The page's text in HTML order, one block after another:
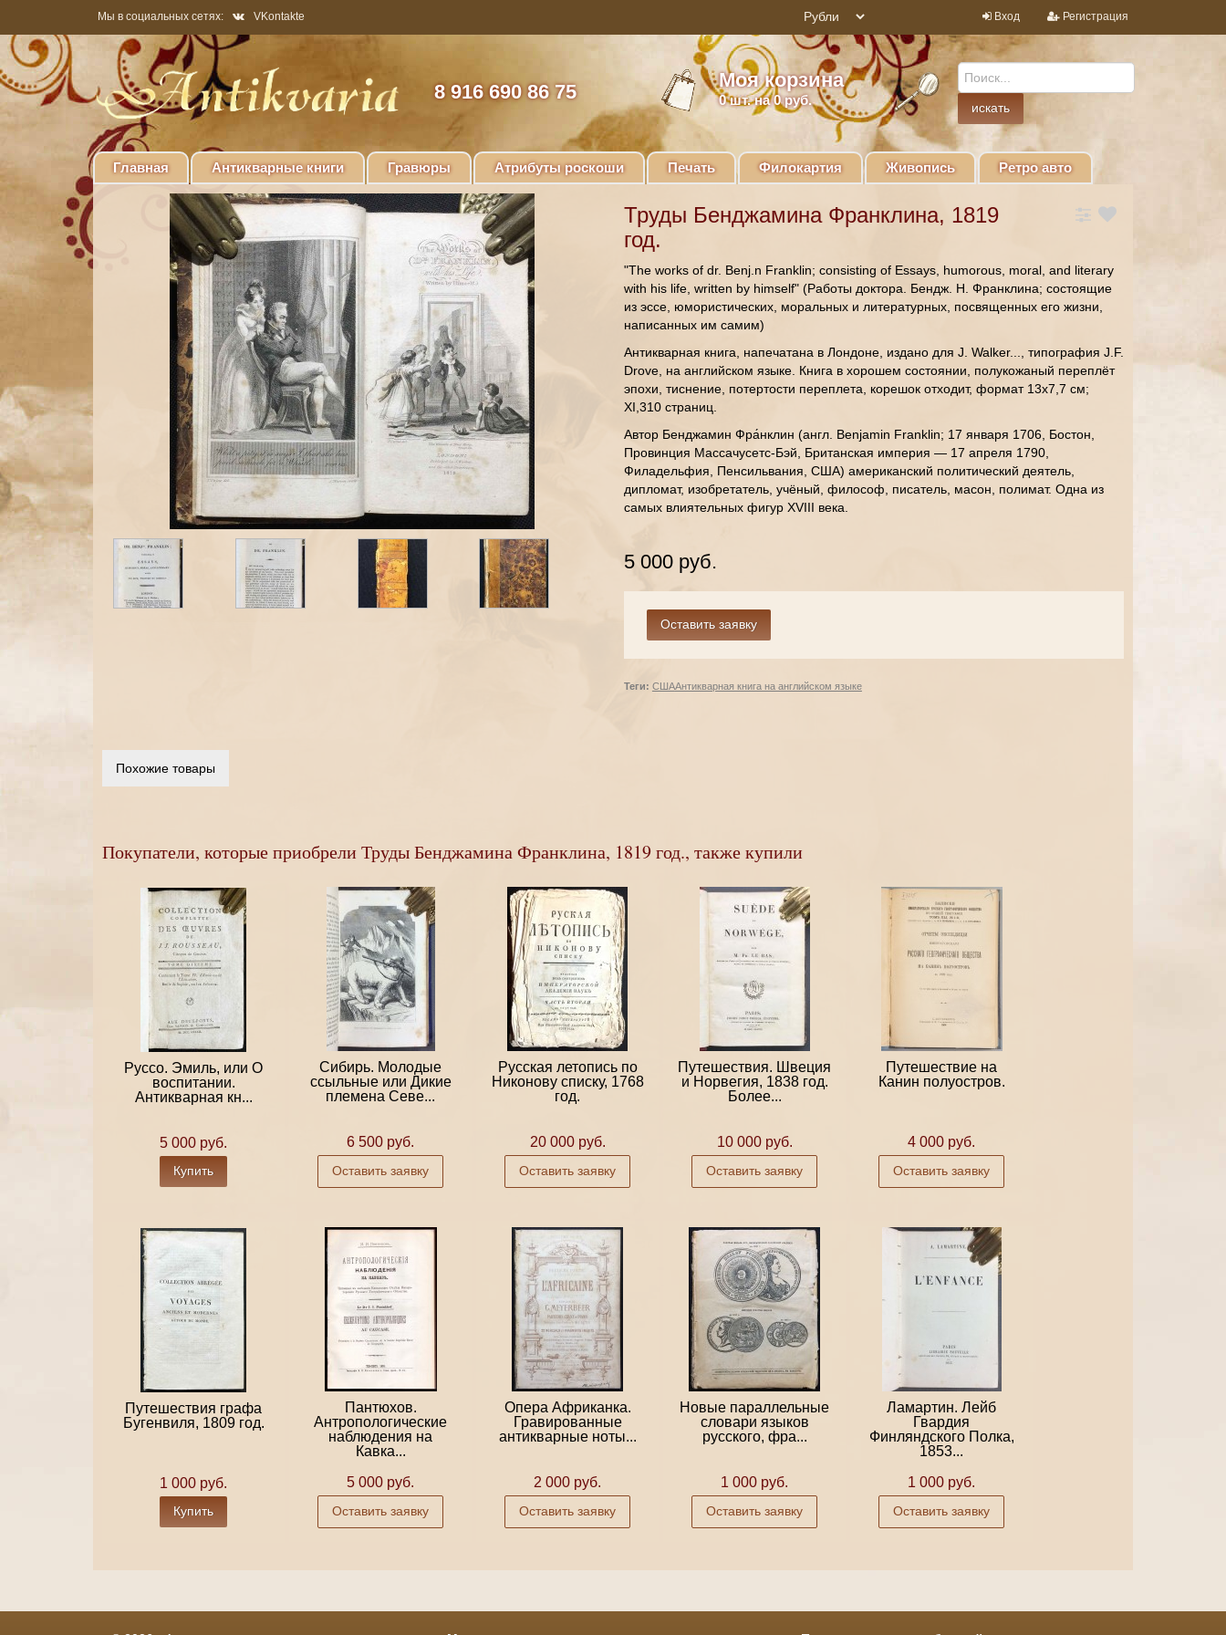
Мы в социальных сетях: VKontakte Вход Регистрация
8 916 690 86 75
Моя корзина
0шт. на 0 руб.
Главная Антикварные книги Гравюры Атрибуты роскоши Печать Филокартия Живопись Ретро авто
Труды Бенджамина Франклина, 1819
год.
"The works of dr. Benj.n Franklin; consisting of Essays, humorous, moral, and literary
with his life, written by himself" (Работы доктора. Бендж. Н. Франклина; состоящие
из эссе, юмористических, моральных и литературных, посвященных его жизни,
написанных им самим)
Антикварная книга, напечатана в Лондоне, издано для J. Walker..., типография J.F.
Drove, на английском языке. Книга в хорошем состоянии, полукожаный переплёт
эпохи, тиснение, потертости переплета, корешок отходит, формат 13х7,7 см;
XI,310 страниц.
Автор Бенджамин Фра́нклин (англ. Benjamin Franklin; 17 января 1706, Бостон,
Провинция Массачусетс-Бэй, Британская империя — 17 апреля 1790,
Филадельфия, Пенсильвания, США) американский политический деятель,
дипломат, изобретатель, учёный, философ, писатель, масон, полимат. Одна из
самых влиятельных фигур XVIII века.
5 000 руб.
Теги: СШААнтикварная книга на английском языке
Похожие товары
Покупатели, которые приобрели Труды Бенджамина Франклина, 1819 год., также купили
Руссо. Эмиль, или О
воспитании.
Антикварная кн...
5 000 руб.
Купить
Сибирь. Молодые
ссыльные или Дикие
племена Севе...
6 500 руб.
Оставить заявку
Русская летопись по
Никонову списку, 1768
год.
20 000 руб.
Оставить заявку
Путешествия. Швеция
и Норвегия, 1838 год.
Более...
10 000 руб.
Оставить заявку
Путешествие на
Канин полуостров.
4 000 руб.
Оставить заявку
Путешествия графа
Бугенвиля, 1809 год.
1 000 руб.
Купить
Пантюхов.
Антропологические
наблюдения на
Кавка...
5 000 руб.
Оставить заявку
Опера Африканка.
Гравированные
антикварные ноты...
2 000 руб.
Оставить заявку
Новые параллельные
словари языков
русского, фра...
1 000 руб.
Оставить заявку
Ламартин. Лейб
Гвардия
Финляндского Полка,
1853...
1 000 руб.
Оставить заявку